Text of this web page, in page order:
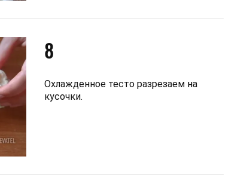
8
Охлажденное тесто разрезаем на
кусочки.